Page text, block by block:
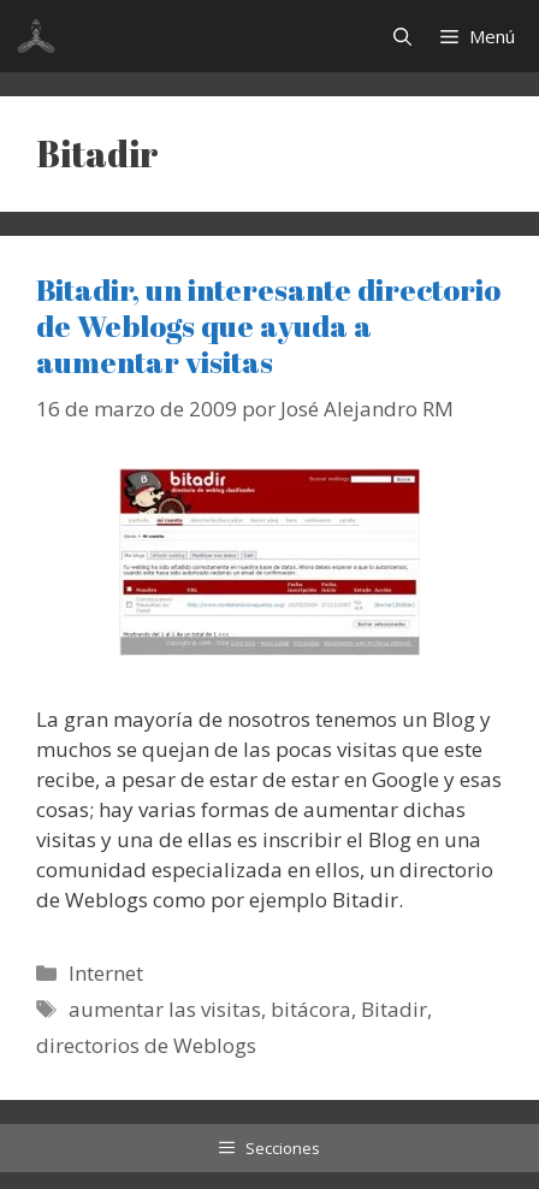
Saltar
contenido
Menú
Bitadir
Bitadir, un interesante directorio
de Weblogs que ayuda a
aumentar visitas
16 de marzo de 2009 por José Alejandro RM
La gran mayoría de nosotros tenemos un Blog y
muchos se quejan de las pocas visitas que este
recibe, a pesar de estar de estar en Google y esas
cosas; hay varias formas de aumentar dichas
visitas y una de ellas es inscribir el Blog en una
comunidad especializada en ellos, un directorio
de Weblogs como por ejemplo Bitadir.
Categorías
Internet
Etiquetas
aumentar las visitas, bitácora, Bitadir,
directorios de Weblogs
Secciones